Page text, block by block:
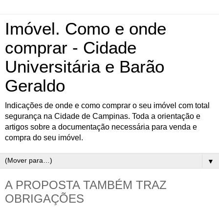
Imóvel. Como e onde
comprar - Cidade
Universitária e Barão
Geraldo
Indicações de onde e como comprar o seu imóvel com total
segurança na Cidade de Campinas. Toda a orientação e
artigos sobre a documentação necessária para venda e
compra do seu imóvel.
▼
A PROPOSTA TAMBÉM TRAZ
OBRIGAÇÕES